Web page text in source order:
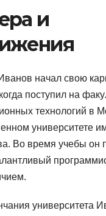
и
начал свою
поступил на
технологий в
университете
Во время учебы он
университета